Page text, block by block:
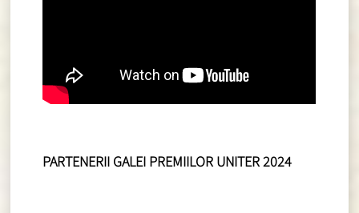
PARTENERII GALEI PREMIILOR UNITER 2024